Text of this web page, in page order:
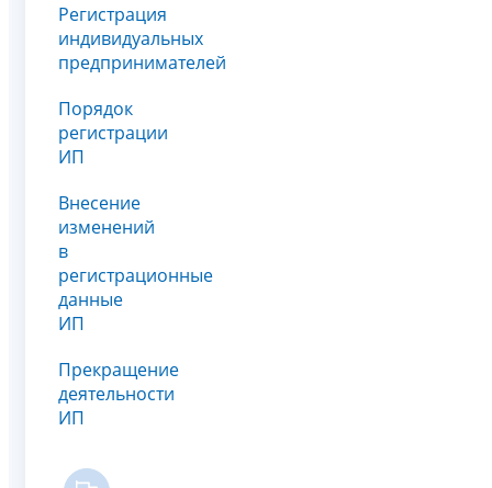
Регистрация
индивидуальных
предпринимателей
Порядок
регистрации
ИП
Внесение
изменений
в
регистрационные
данные
ИП
Прекращение
деятельности
ИП